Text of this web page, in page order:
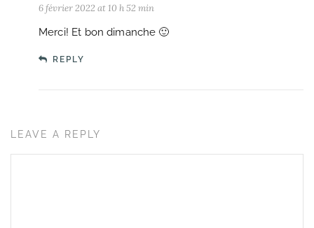
6 février 2022 at 10 h 52 min
Merci! Et bon dimanche 🙂
REPLY
LEAVE A REPLY